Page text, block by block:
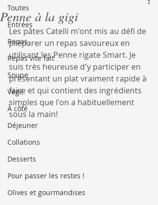
Toutes
Entrées
Repas
Repas vite fait
Soupe
Végé
À côté
Déjeuner
Collations
Desserts
Pour passer les restes !
Olives et gourmandises
Penne à la gigi
Les pâtes Catelli m'ont mis au défi de
préparer un repas savoureux en
utilisant les Penne rigate Smart. Je
suis très heureuse d'y participer en
présentant un plat vraiment rapide à
faire et qui contient des ingrédients
simples que l'on a habituellement
sous la main!